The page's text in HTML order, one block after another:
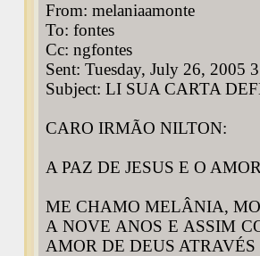
From: melaniaamonte
To: fontes
Cc: ngfontes
Sent: Tuesday, July 26, 2005
Subject: LI SUA CARTA
CARO IRMÃO NILTON:
A PAZ DE JESUS E O
ME CHAMO MELÂNIA,
A NOVE ANOS E ASSIM
AMOR DE DEUS